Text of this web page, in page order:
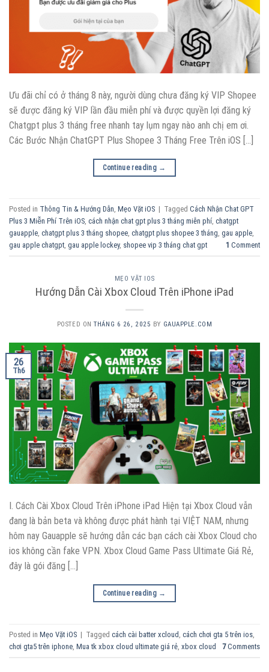
Ưu đãi chỉ có ở tháng 8 này, người dùng chưa đăng ký VIP Shopee
sẽ được đăng ký VIP lần đầu miễn phí và được quyền lợi đăng ký
Chatgpt plus 3 tháng free nhanh tay lụm ngay nào anh chị em ơi.
Các Bước Nhận ChatGPT Plus Shopee 3 Tháng Free Trên iOS […]
Continue reading →
Posted in Thông Tin & Hướng Dẫn Mẹo Vặt iOS | Tagged Cách Nhận Chat GPT
Plus 3 Miễn Phí Trên iOS cách nhận chat gpt plus 3 tháng miễn phí chatgpt
gauapple chatgpt plus 3 tháng shopee chatgpt plus shopee 3 tháng gau apple
gau apple chatgpt gau apple lockey, shopee vip 3 tháng chat gpt 1 Comment
MẸO VẶT IOS
Hướng Dẫn Cài Xbox Cloud Trên iPhone iPad
POSTED ONTHÁNG 6 26, 2025 BY GAUAPPLE.COM
26
Th6
I. Cách Cài Xbox Cloud Trên iPhone iPad Hiện tại Xbox Cloud vẫn
đang là bản beta và không được phát hành tại VIỆT NAM, nhưng
hôm nay Gauapple sẽ hướng dẫn các bạn cách cài Xbox Cloud cho
ios không cần fake VPN. Xbox Cloud Game Pass Ultimate Giá Rẻ,
đây là gói đăng […]
Continue reading →
Posted in Mẹo Vặt iOS | Tagged cách cài batter xcloud cách chơi gta 5 trên ios
chơi gta5 trên iphone Mua tk xbox cloud ultimate giá rẻ xbox cloud 7Comments